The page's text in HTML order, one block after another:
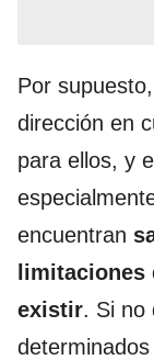
Por
dirección en
para ellos, y
encuentran
limitaciones
existir. Si no